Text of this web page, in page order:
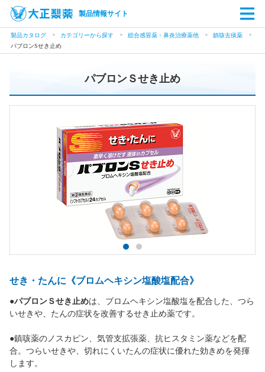
製品情報サイト
製品カタログ カテゴリーから探す 総合感冒薬・鼻炎治療薬他
鎮咳去痰薬
パブロンSせき止め
パブロンＳせき止め
せき・たんに《ブロムヘキシン塩酸塩配合》
●パブロンＳせき止めは、ブロムヘキシン塩酸塩を配合した、つら
いせきや、たんの症状を改善するせき止め薬です。
●鎮咳薬のノスカピン、気管支拡張薬、抗ヒスタミン薬などを配
合。つらいせきや、切れにくいたんの症状に優れた効きめを発揮
します。